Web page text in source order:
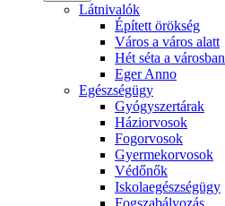
Látnivalók
Épített örökség
Város a város alatt
Hét séta a városban
Eger Anno
Egészségügy
Gyógyszertárak
Háziorvosok
Fogorvosok
Gyermekorvosok
Védőnők
Iskolaegészségügy
Fogszabályozás